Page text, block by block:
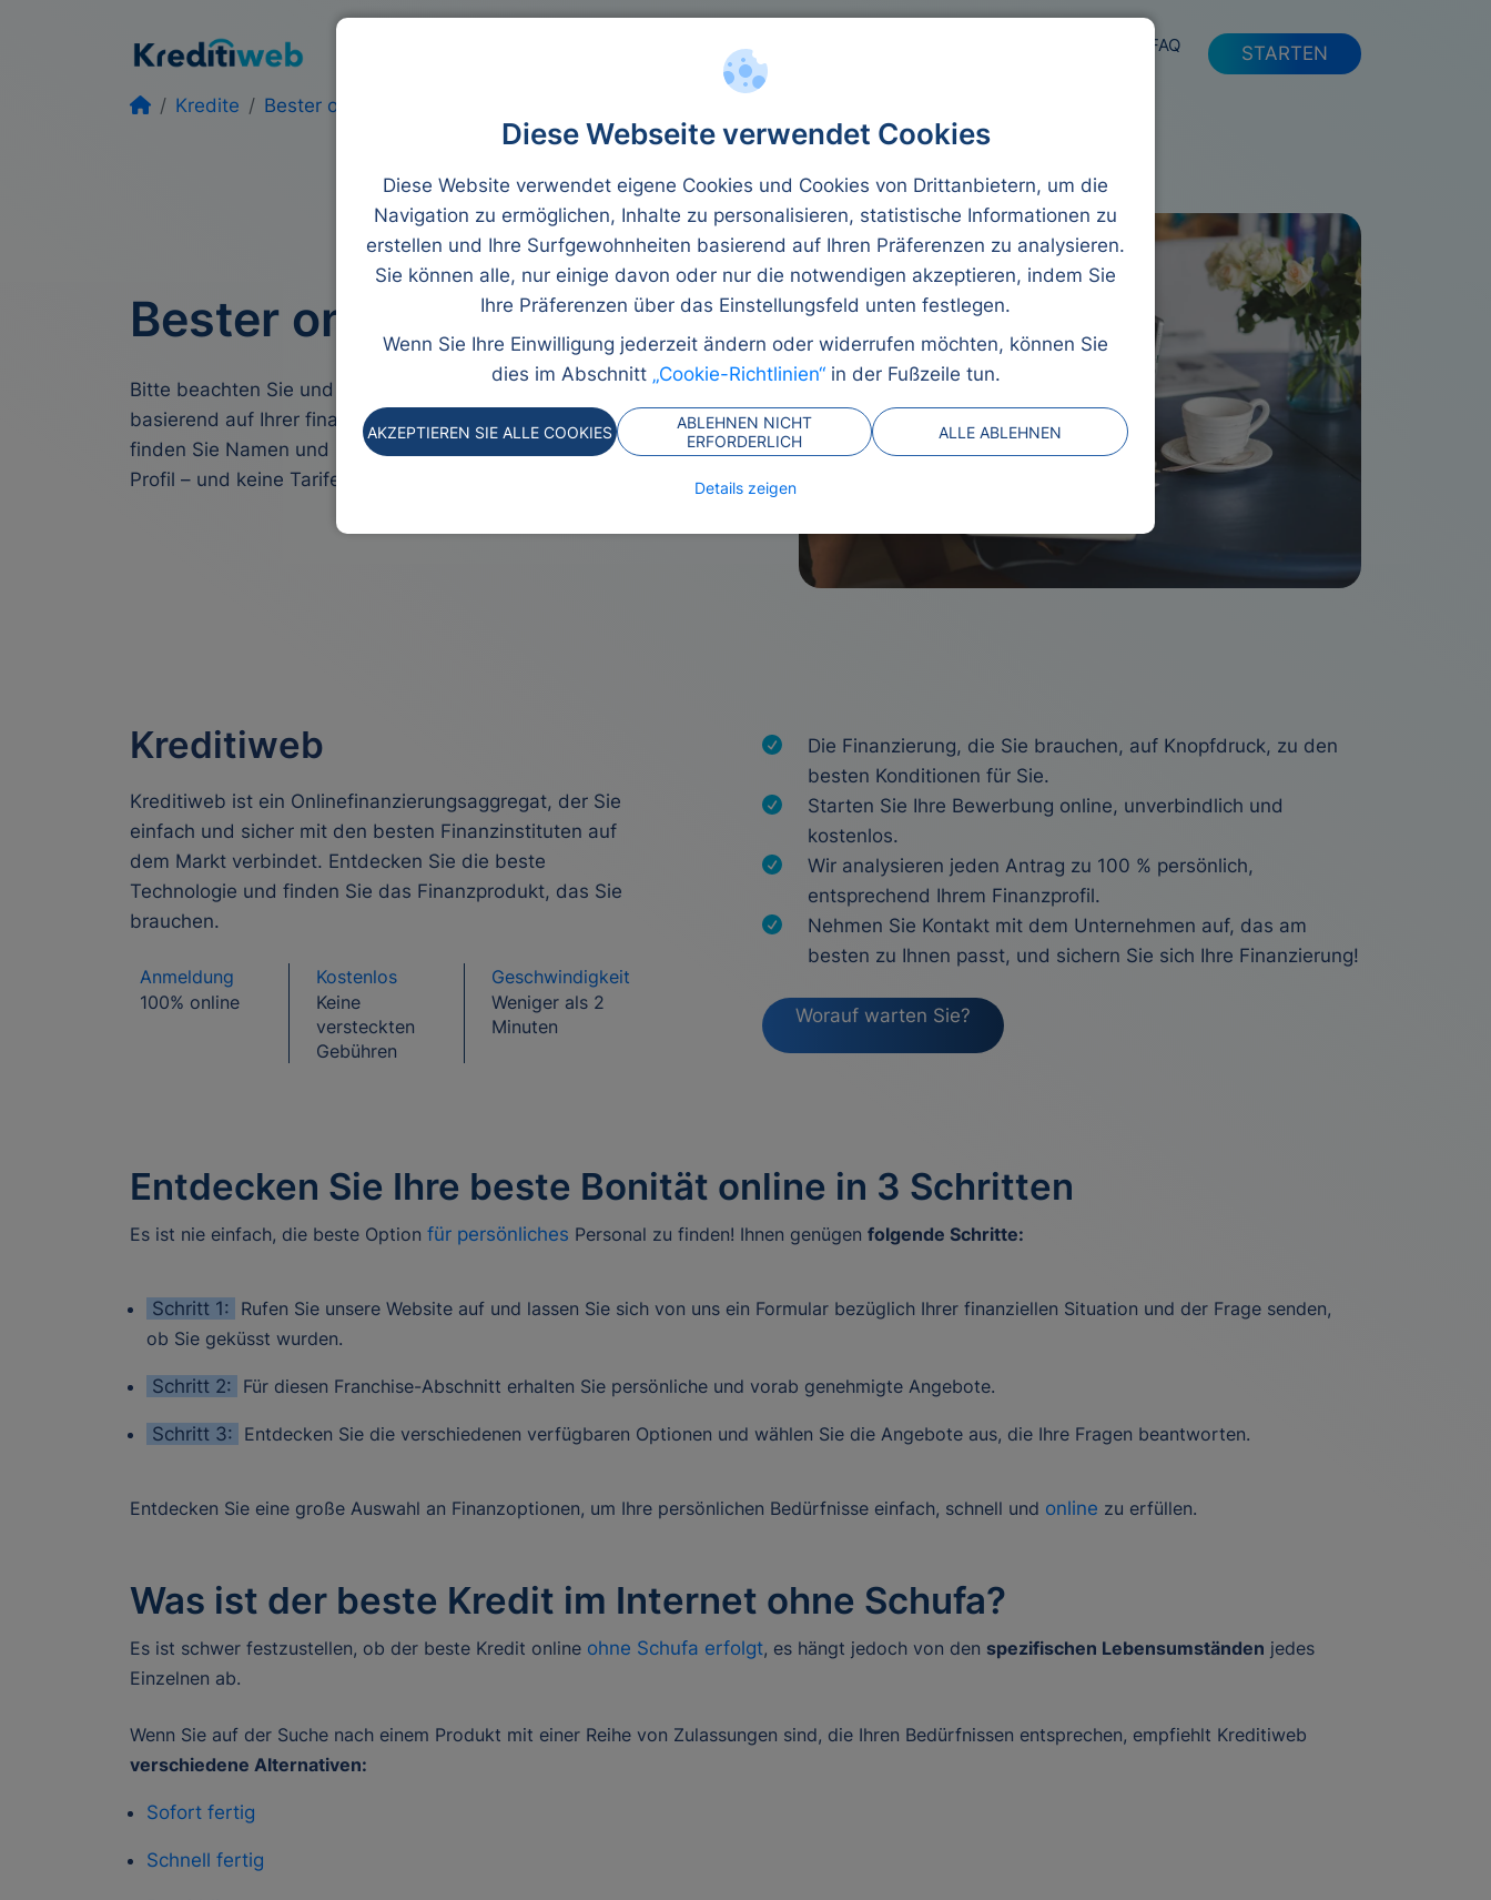
Diese Webseite verwendet Cookies
Diese Website verwendet eigene Cookies und Cookies von Drittanbietern, um die
Navigation zu ermöglichen, Inhalte zu personalisieren, statistische Informationen zu
erstellen und Ihre Surfgewohnheiten basierend auf Ihren Präferenzen zu analysieren.
Sie können alle, nur einige davon oder nur die notwendigen akzeptieren, indem Sie
Ihre Präferenzen über das Einstellungsfeld unten festlegen.
Wenn Sie Ihre Einwilligung jederzeit ändern oder widerrufen möchten, können Sie
dies im Abschnitt „Cookie-Richtlinien“in der Fußzeile tun.
AKZEPTIEREN SIE ALLE COOKIES
ABLEHNEN NICHT
ERFORDERLICH
ALLE ABLEHNEN
Details zeigen
Mikrokredit FAQ STARTEN
Kredite Bester online
Bester online Kredit
Bitte beachten Sie und finden Sie den besten Online-Kredit
basierend auf Ihrer finanziellen Situation. Bei Chez Kreditiweb
finden Sie Namen und Finanzmöglichkeiten passend zu Ihrem
Profil – und keine Tarife für den jeweiligen Anlass!
Kreditiweb
Kreditiweb ist ein Onlinefinanzierungsaggregat, der Sie
einfach und sicher mit den besten Finanzinstituten auf
dem Markt verbindet. Entdecken Sie die beste
Technologie und finden Sie das Finanzprodukt, das Sie
brauchen.
Anmeldung
100% online
Kostenlos
Keine
versteckten
Gebühren
Geschwindigkeit
Weniger als 2
Minuten
Die Finanzierung, die Sie brauchen, auf Knopfdruck, zu den
besten Konditionen für Sie.
Starten Sie Ihre Bewerbung online, unverbindlich und
kostenlos.
Wir analysieren jeden Antrag zu 100 % persönlich,
entsprechend Ihrem Finanzprofil.
Nehmen Sie Kontakt mit dem Unternehmen auf, das am
besten zu Ihnen passt, und sichern Sie sich Ihre Finanzierung!
Worauf warten Sie?
Entdecken Sie Ihre beste Bonität online in 3 Schritten
Es ist nie einfach, die beste Option für persönliches Personal zu finden! Ihnen genügen folgende Schritte:
Schritt 1: Rufen Sie unsere Website auf und lassen Sie sich von uns ein Formular bezüglich Ihrer finanziellen Situation und der Frage senden,
ob Sie geküsst wurden.
Schritt 2: Für diesen Franchise-Abschnitt erhalten Sie persönliche und vorab genehmigte Angebote.
Schritt 3: Entdecken Sie die verschiedenen verfügbaren Optionen und wählen Sie die Angebote aus, die Ihre Fragen beantworten.
Entdecken Sie eine große Auswahl an Finanzoptionen, um Ihre persönlichen Bedürfnisse einfach, schnell und online zu erfüllen.
Was ist der beste Kredit im Internet ohne Schufa?
Es ist schwer festzustellen, ob der beste Kredit online ohne Schufa erfolgt, es hängt jedoch von den spezifischen Lebensumständen jedes
Einzelnen ab.
Wenn Sie auf der Suche nach einem Produkt mit einer Reihe von Zulassungen sind, die Ihren Bedürfnissen entsprechen, empfiehlt Kreditiweb
verschiedene Alternativen:
Sofort fertig
Schnell fertig